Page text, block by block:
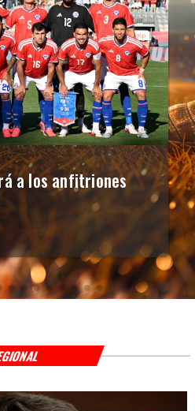
a los anfitriones